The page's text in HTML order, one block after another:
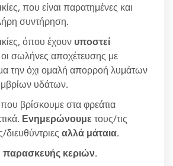
που είναι παρατημένες και
συντήρηση.
όπου έχουν υποστεί
οι σωλήνες αποχέτευσης με
την όχι ομαλή απορροή λυμάτων
υδάτων.
βρίσκουμε στα φρεάτια
Ενημερώνουμε τους/τις
διευθύντριες αλλά μάταια.
παρασκευής κεριών.